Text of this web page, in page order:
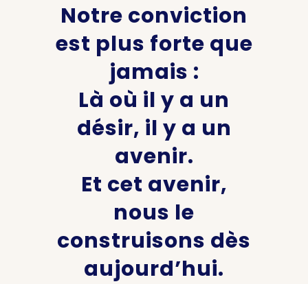
Notre conviction
est plus forte que
jamais :
Là où il y a un
désir, il y a un
avenir.
Et cet avenir,
nous le
construisons dès
aujourd’hui.